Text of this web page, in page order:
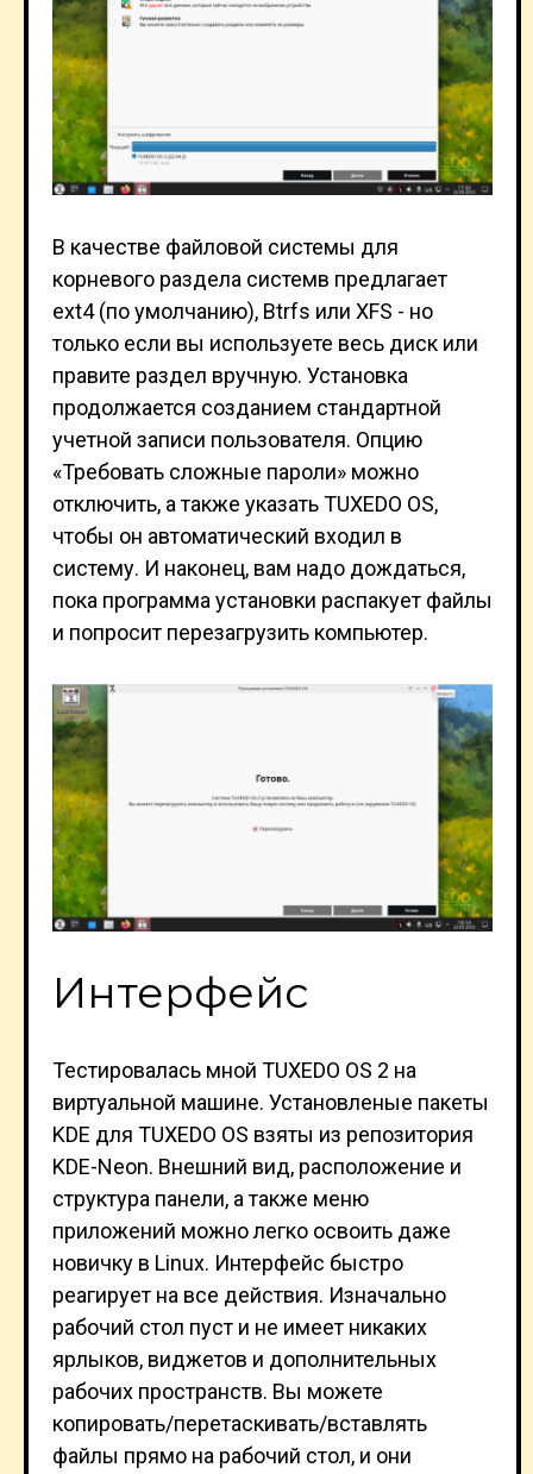
В качестве файловой системы для
корневого раздела системв предлагает
ext4 (по умолчанию), Btrfs или XFS - но
только если вы используете весь диск или
правите раздел вручную. Установка
продолжается созданием стандартной
учетной записи пользователя. Опцию
«Требовать сложные пароли» можно
отключить, а также указать TUXEDO OS,
чтобы он автоматический входил в
систему. И наконец, вам надо дождаться,
пока программа установки распакует файлы
и попросит перезагрузить компьютер.
Интерфейс
Тестировалась мной TUXEDO OS 2 на
виртуальной машине. Установленые пакеты
KDE для TUXEDO OS взяты из репозитория
KDE-Neon. Внешний вид, расположение и
структура панели, а также меню
приложений можно легко освоить даже
новичку в Linux. Интерфейс быстро
реагирует на все действия. Изначально
рабочий стол пуст и не имеет никаких
ярлыков, виджетов и дополнительных
рабочих пространств. Вы можете
копировать/перетаскивать/вставлять
файлы прямо на рабочий стол, и они